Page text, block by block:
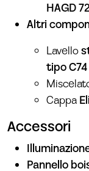
HAGD
Altri
Lavello
tipo C74
Cappa
Accessori
Pannello